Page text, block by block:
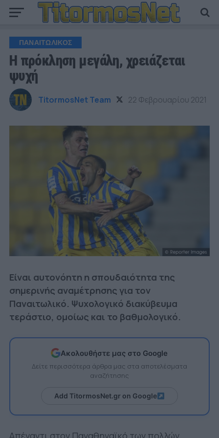
ΠΑΝΑΙΤΩΛΙΚΟΣ
Η πρόκληση μεγάλη, χρειάζεται
ψυχή
TitormosNet Team 22 Φεβρουαρίου 2021
Είναι αυτονόητη η σπουδαιότητα της
σημερινής αναμέτρησης για τον
Παναιτωλικό. Ψυχολογικό διακύβευμα
τεράστιο, ομοίως και το βαθμολογικό.
Ακολουθήστε μας στο Google
Δείτε περισσότερα άρθρα μας στα αποτελέσματα
αναζήτησης
Add TitormosNet.gr on Google